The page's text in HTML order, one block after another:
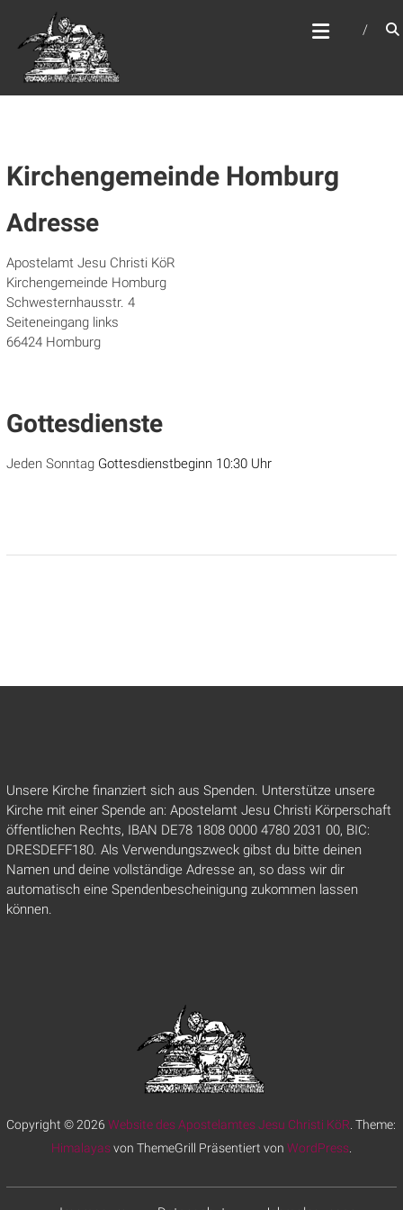
springen
WEBSITE DES
APOSTELAMTES JESU
CHRISTI KÖR
Kirchengemeinde Homburg
Adresse
Apostelamt Jesu Christi KöR
Kirchengemeinde Homburg
Schwesternhausstr. 4
Seiteneingang links
66424 Homburg
Gottesdienste
Jeden Sonntag Gottesdienstbeginn 10:30 Uhr
Unsere Kirche finanziert sich aus Spenden. Unterstütze unsere
Kirche mit einer Spende an: Apostelamt Jesu Christi Körperschaft
öffentlichen Rechts, IBAN DE78 1808 0000 4780 2031 00, BIC:
DRESDEFF180. Als Verwendungszweck gibst du bitte deinen
Namen und deine vollständige Adresse an, so dass wir dir
automatisch eine Spendenbescheinigung zukommen lassen
können.
Copyright © 2026Website des Apostelamtes Jesu Christi KöR . Theme:
Himalayasvon ThemeGrill Präsentiert von WordPress.